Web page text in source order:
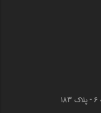
قم - خیابان انقلاب (چهارمردان)‌ - کوچه 6 - پلاک 183